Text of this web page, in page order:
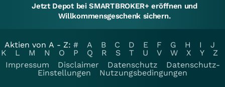
Jetzt Depot bei SMARTBROKER+ eröffnen und
Willkommensgeschenk sichern.
Aktien von A - Z: # A B C D E F G H I
J
K
L M N O P Q R S T U V W X Y
Z
Impressum
Disclaimer Datenschutz
Datenschutz-
Einstellungen
Nutzungsbedingungen